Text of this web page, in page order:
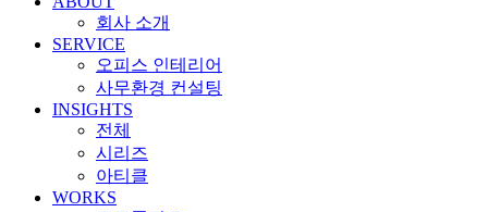
회사 소개
SERVICE
오피스 인테리어
사무환경 컨설팅
INSIGHTS
전체
시리즈
아티클
WORKS